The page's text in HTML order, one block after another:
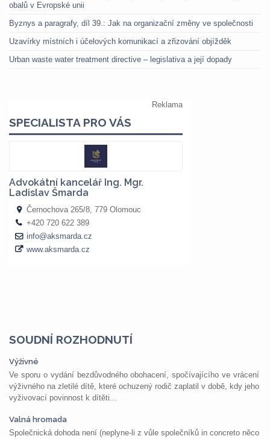
obalů v Evropské unii
Byznys a paragrafy, díl 39.: Jak na organizační změny ve společnosti
Uzavírky místních i účelových komunikací a zřizování objížděk
Urban waste water treatment directive – legislativa a její dopady
SOUDNÍ ROZHODNUTÍ
Výživné
Ve sporu o vydání bezdůvodného obohacení, spočívajícího ve vrácení
výživného na zletilé dítě, které ochuzený rodič zaplatil v době, kdy jeho
vyživovací povinnost k dítěti...
Valná hromada
Společnická dohoda není (neplyne-li z vůle společníků in concreto něco